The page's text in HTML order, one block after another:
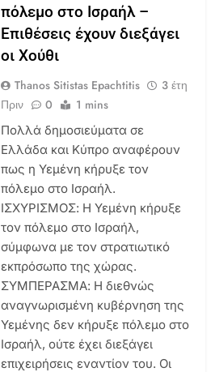
πόλεμο στο Ισραήλ –
Επιθέσεις έχουν διεξάγει
οι Χούθι
Thanos Sitistas Epachtitis
3 έτη
Πριν
0 1 mins
Πολλά δημοσιεύματα σε
Ελλάδα και Κύπρο αναφέρουν
πως η Υεμένη κήρυξε τον
πόλεμο στο Ισραήλ.
ΙΣΧΥΡΙΣΜΟΣ: Η Υεμένη κήρυξε
τον πόλεμο στο Ισραήλ,
σύμφωνα με τον στρατιωτικό
εκπρόσωπο της χώρας.
ΣΥΜΠΕΡΑΣΜΑ: Η διεθνώς
αναγνωρισμένη κυβέρνηση της
Υεμένης δεν κήρυξε πόλεμο στο
Ισραήλ, ούτε έχει διεξάγει
επιχειρήσεις εναντίον του. Οι